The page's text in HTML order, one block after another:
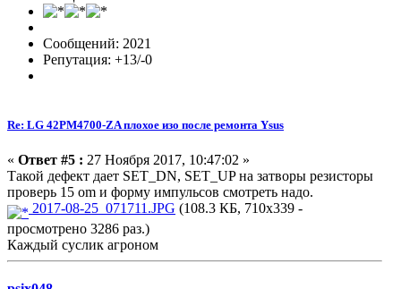
Сообщений: 2021
Репутация: +13/-0
Re: LG 42PM4700-ZA плохое изо после ремонта Ysus
« Ответ #5 : 27 Ноября 2017, 10:47:02 »
Такой дефект дает SET_DN, SET_UP на затворы резисторы
проверь 15 om и форму импульсов смотреть надо.
2017-08-25_071711.JPG (108.3 КБ, 710x339 -
просмотрено 3286 раз.)
Каждый суслик агроном